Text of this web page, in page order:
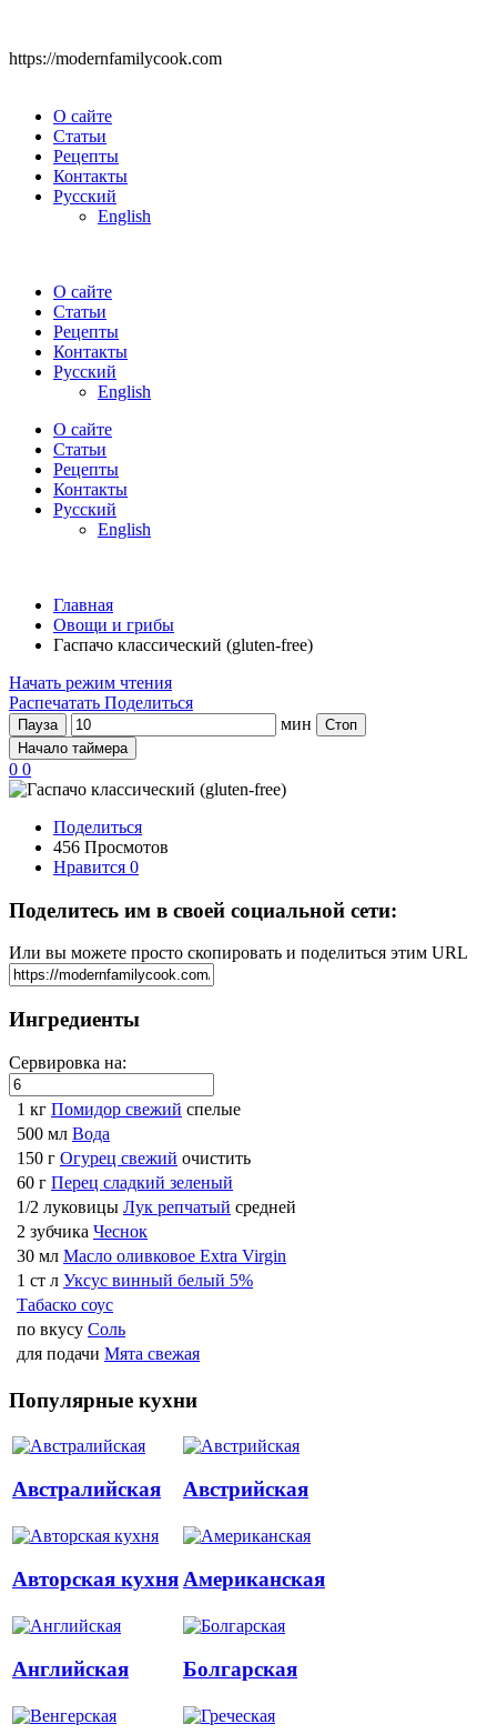
https://modernfamilycook.com
О сайте
Статьи
Рецепты
Контакты
Русский
English
О сайте
Статьи
Рецепты
Контакты
Русский
English
О сайте
Статьи
Рецепты
Контакты
Русский
English
Главная
Овощи и грибы
Гаспачо классический (gluten-free)
Начать режим чтения
Распечатать Поделиться
Пауза мин
Стоп
Начало таймера
0 0
Поделиться
456 Просмотов
Нравится 0
Поделитесь им в своей социальной сети:
Или вы можете просто скопировать и поделиться этим URL
Ингредиенты
Сервировка на:
1 кг Помидор свежий спелые
500 мл Вода
150 г Огурец свежий очистить
60 г Перец сладкий зеленый
1/2 луковицы Лук репчатый средней
2 зубчика Чеснок
30 мл Масло оливковое Extra Virgin
1 ст л Уксус винный белый 5%
Табаско соус
по вкусу Соль
для подачи Мята свежая
Популярные кухни
Австралийская Австрийская
Авторская кухня Американская
Английская Болгарская